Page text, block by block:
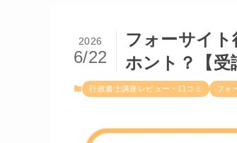
フォーサイ
ホント？【受
2026
6/22
行政書士講座レビュー・口コミ フォ